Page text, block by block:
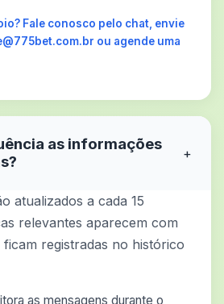
Fale conosco pelo chat, envie
ou agende uma
as informações
+
atualizados a cada 15
relevantes aparecem com
ficam registradas no histórico
as mensagens durante o